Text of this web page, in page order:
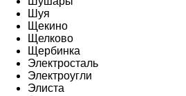
Шуя
Щекино
Щелково
Щербинка
Электросталь
Электроугли
Элиста